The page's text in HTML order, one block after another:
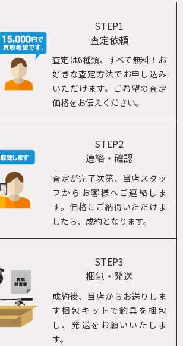
STEP1
査定依頼
査定は6種類、すべて無料！お
好きな査定方法でお申し込み
いただけます。ご希望の査定
価格をお伝えください。
STEP2
連絡・確認
査定が完了次第、当店スタッ
フからお客様へご連絡しま
す。価格にご納得いただけま
したら、成約となります。
STEP3
梱包・発送
成約後、当店からお送りしま
す梱包キットで釣具を梱包
し、発送をお願いいたしま
す。